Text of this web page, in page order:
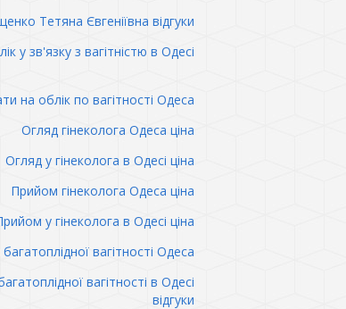
Тетяна Євгеніївна відгуки
у зв'язку з вагітністю в Одесі
на облік по вагітності Одеса
Огляд гінеколога Одеса ціна
Огляд у гінеколога в Одесі ціна
Прийом гінеколога Одеса ціна
у гінеколога в Одесі ціна
вагітності Одеса
вагітності в Одесі
відгуки